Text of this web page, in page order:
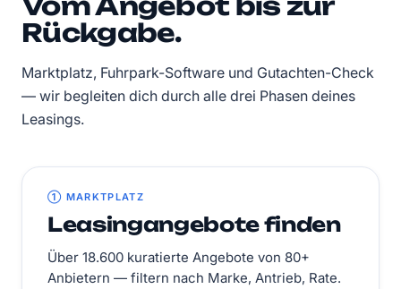
Rückgabe.
Marktplatz, Fuhrpark-Software und Gutachten-Check
— wir begleiten dich durch alle drei Phasen deines
Leasings.
① MARKTPLATZ
Leasingangebote finden
Über 18.600 kuratierte Angebote von 80+
Anbietern — filtern nach Marke, Antrieb, Rate.